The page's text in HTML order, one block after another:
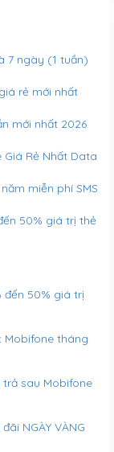
7 ngày (1 tuần)
rẻ mới nhất
mới nhất 2026
Rẻ Nhất Data
miễn phí SMS
50% giá trị thẻ
đến 50% giá trị
Mobifone tháng
sau Mobifone
NGÀY VÀNG